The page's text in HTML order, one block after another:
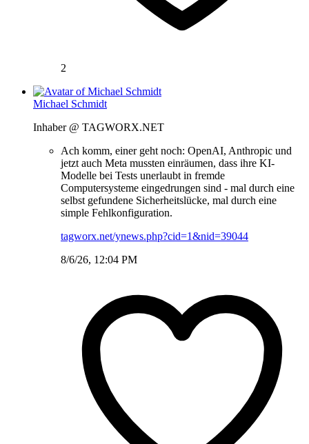
2
Michael Schmidt
Inhaber @ TAGWORX.NET
Ach komm, einer geht noch: OpenAI, Anthropic und
jetzt auch Meta mussten einräumen, dass ihre KI-
Modelle bei Tests unerlaubt in fremde
Computersysteme eingedrungen sind - mal durch eine
selbst gefundene Sicherheitslücke, mal durch eine
simple Fehlkonfiguration.
tagworx.net/ynews.php?cid=1&nid=39044
8/6/26, 12:04 PM